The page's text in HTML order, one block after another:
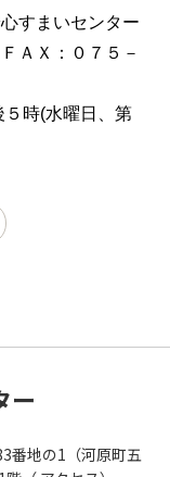
すまいセンター
ＡＸ：０７５－
５時(水曜日、第
ー
番地の1（河原町五